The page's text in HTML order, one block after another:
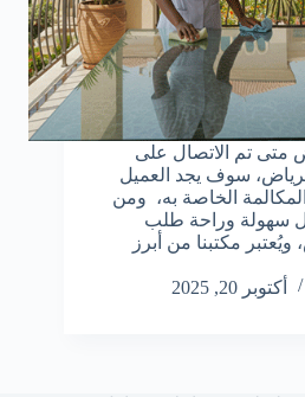
متى تم الاتصال على
سوف يجد العميل
الخاصة به، ومن
سهولة وراحة طلب
مكتبنا من أبرز
أكتوبر 20, 2025